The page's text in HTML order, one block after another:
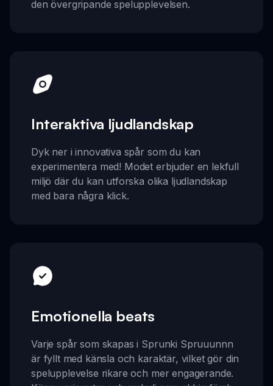
den övergripande spelupplevelsen.
Interaktiva ljudlandskap
Dyk ner i innovativa spår som du kan
experimentera med! Modet erbjuder en lekfull
miljö där du kan utforska olika ljudlandskap
med bara några klick.
Emotionella beats
Varje spår som skapas i Sprunki Spruuunnn
är fyllt med känsla och karaktär, vilket gör din
spelupplevelse rikare och mer engagerande.